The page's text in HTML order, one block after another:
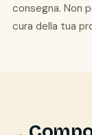
consegna. Non
cura della tua